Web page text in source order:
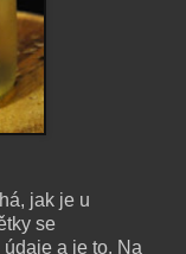
jak je u
se
a je to. Na